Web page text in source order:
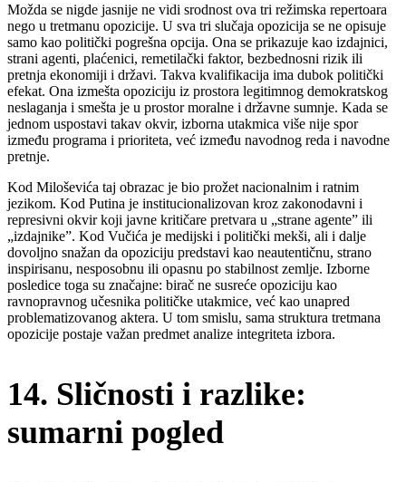
Možda se nigde jasnije ne vidi srodnost ova tri režimska repertoara
nego u tretmanu opozicije. U sva tri slučaja opozicija se ne opisuje
samo kao politički pogrešna opcija. Ona se prikazuje kao izdajnici,
strani agenti, plaćenici, remetilački faktor, bezbednosni rizik ili
pretnja ekonomiji i državi. Takva kvalifikacija ima dubok politički
efekat. Ona izmešta opoziciju iz prostora legitimnog demokratskog
neslaganja i smešta je u prostor moralne i državne sumnje. Kada se
jednom uspostavi takav okvir, izborna utakmica više nije spor
između programa i prioriteta, već između navodnog reda i navodne
pretnje.
Kod Miloševića taj obrazac je bio prožet nacionalnim i ratnim
jezikom. Kod Putina je institucionalizovan kroz zakonodavni i
represivni okvir koji javne kritičare pretvara u „strane agente” ili
„izdajnike”. Kod Vučića je medijski i politički mekši, ali i dalje
dovoljno snažan da opoziciju predstavi kao neautentičnu, strano
inspirisanu, nesposobnu ili opasnu po stabilnost zemlje. Izborne
posledice toga su značajne: birač ne susreće opoziciju kao
ravnopravnog učesnika političke utakmice, već kao unapred
problematizovanog aktera. U tom smislu, sama struktura tretmana
opozicije postaje važan predmet analize integriteta izbora.
14. Sličnosti i razlike:
sumarni pogled